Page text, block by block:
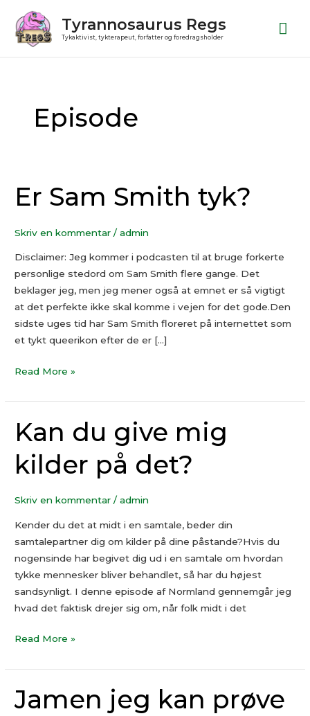
indholdet
Tyrannosaurus Regs
Tykaktivist, tykterapeut, forfatter og foredragsholder
Episode
Er Sam Smith tyk?
Skriv en kommentar /admin
Disclaimer: Jeg kommer i podcasten til at bruge forkerte
personlige stedord om Sam Smith flere gange. Det
beklager jeg, men jeg mener også at emnet er så vigtigt
at det perfekte ikke skal komme i vejen for det gode.Den
sidste uges tid har Sam Smith floreret på internettet som
et tykt queerikon efter de er […]
Er
Sam
tyk?
Read More »
Kan du give mig
kilder på det?
Skriv en kommentar /admin
Kender du det at midt i en samtale, beder din
samtalepartner dig om kilder på dine påstande?Hvis du
nogensinde har begivet dig ud i en samtale om hvordan
tykke mennesker bliver behandlet, så har du højest
sandsynligt. I denne episode af Normland gennemgår jeg
hvad det faktisk drejer sig om, når folk midt i det
Kan
du
give
mig
på
det?
Read More »
Jamen jeg kan prøve
Jamen
jeg